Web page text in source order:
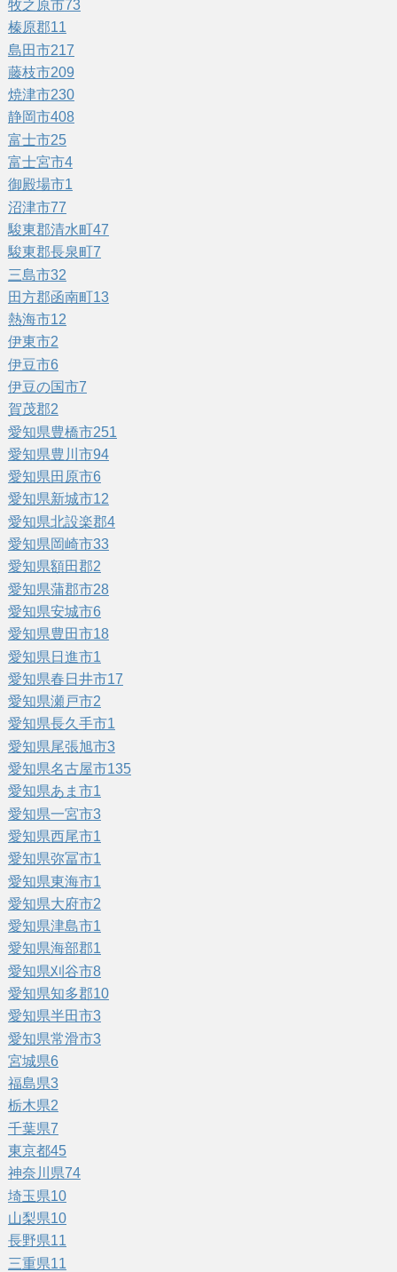
牧之原市73
榛原郡11
島田市217
藤枝市209
焼津市230
静岡市408
富士市25
富士宮市4
御殿場市1
沼津市77
駿東郡清水町47
駿東郡長泉町7
三島市32
田方郡函南町13
熱海市12
伊東市2
伊豆市6
伊豆の国市7
賀茂郡2
愛知県豊橋市251
愛知県豊川市94
愛知県田原市6
愛知県新城市12
愛知県北設楽郡4
愛知県岡崎市33
愛知県額田郡2
愛知県蒲郡市28
愛知県安城市6
愛知県豊田市18
愛知県日進市1
愛知県春日井市17
愛知県瀬戸市2
愛知県長久手市1
愛知県尾張旭市3
愛知県名古屋市135
愛知県あま市1
愛知県一宮市3
愛知県西尾市1
愛知県弥冨市1
愛知県東海市1
愛知県大府市2
愛知県津島市1
愛知県海部郡1
愛知県刈谷市8
愛知県知多郡10
愛知県半田市3
愛知県常滑市3
宮城県6
福島県3
栃木県2
千葉県7
東京都45
神奈川県74
埼玉県10
山梨県10
長野県11
三重県11